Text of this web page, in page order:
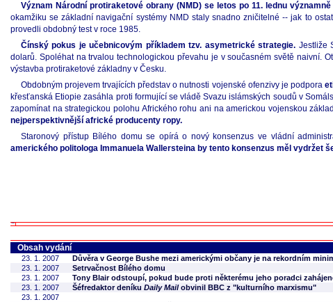
Význam Národní protiraketové obrany (NMD) se letos po 11. lednu významně
okamžiku se základní navigační systémy NMD staly snadno zničitelné -- jak to
provedli obdobný test v roce 1985.
Čínský pokus je učebnicovým příkladem tzv. asymetrické strategie. Jestliže
dolarů. Spoléhat na trvalou technologickou převahu je v současném světě naivní.
výstavba protiraketové základny v Česku.
Obdobným projevem trvajících představ o nutnosti vojenské ofenzivy je podpora
křesťanská Etiopie zasáhla proti formující se vládě Svazu islámských soudů v
zapomínat na strategickou polohu Afrického rohu ani na americkou vojenskou
nejperspektivnější africké producenty ropy.
Staronový přístup Bílého domu se opírá o nový konsenzus ve vládní
amerického politologa Immanuela Wallersteina by tento konsenzus měl vydržet
Obsah vydání
23. 1. 2007
Důvěra v George Bushe mezi americkými občany je na rekordním
23. 1. 2007
Setrvačnost Bílého domu
23. 1. 2007
Tony Blair odstoupí, pokud bude proti některému jeho poradci
23. 1. 2007
Šéfredaktor deníku Daily Mailobvinil BBC z "kulturního marxismu"
23. 1. 2007